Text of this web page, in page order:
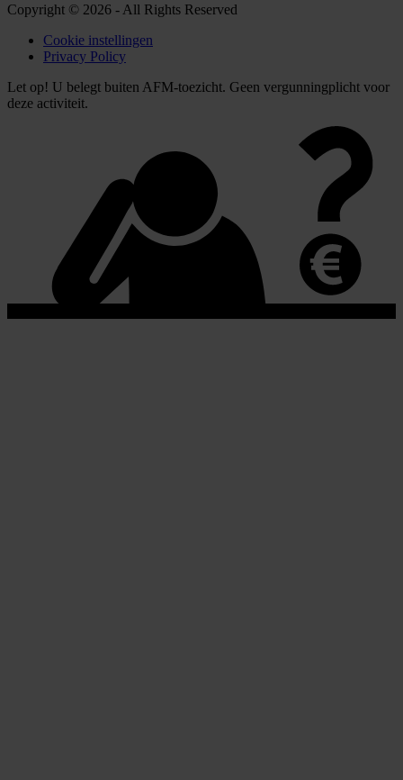
Copyright © 2026 - All Rights Reserved
Cookie instellingen
Privacy Policy
Let op! U belegt buiten AFM-toezicht. Geen vergunningplicht voor
deze activiteit.